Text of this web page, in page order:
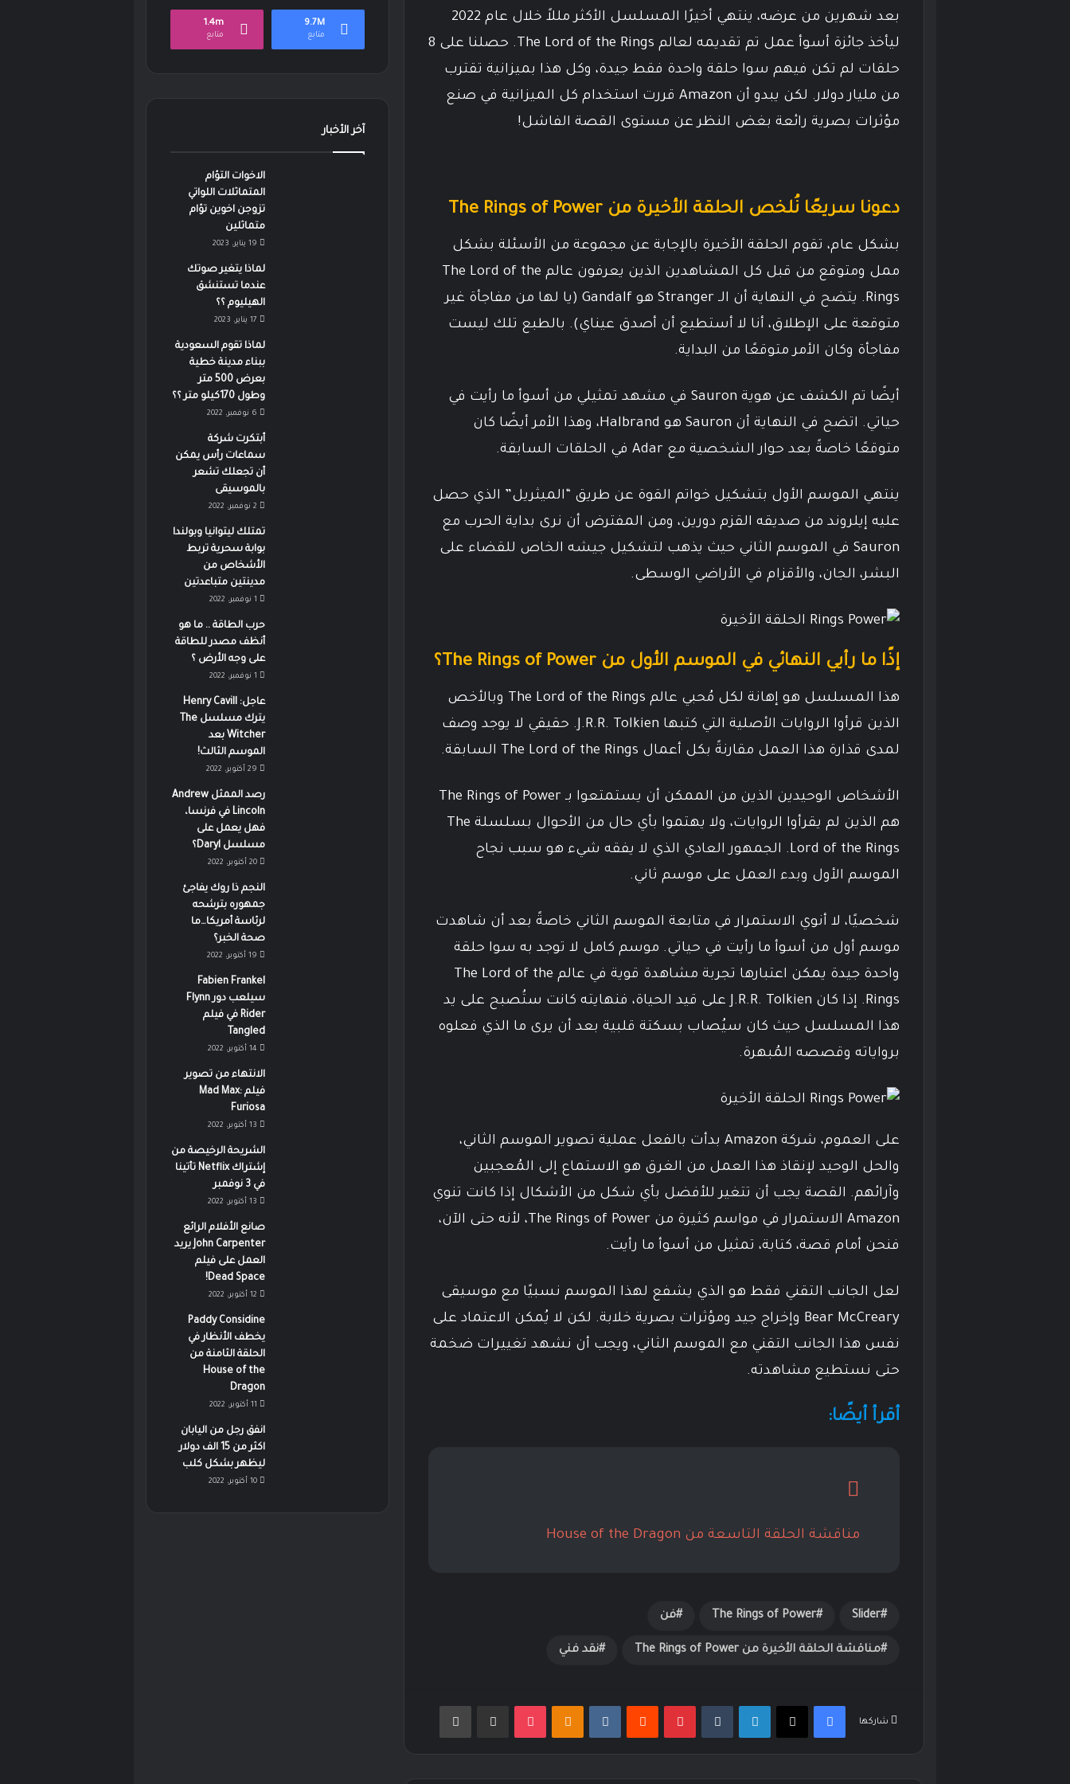
بعد شهرين من عرضه، ينتهي أخيرًا المسلسل الأكثر مللاً خلال عام 2022
ليأخذ جائزة أسوأ عمل تم تقديمه لعالم The Lord of the Rings. حصلنا على 8
حلقات لم تكن فيهم سوا حلقة واحدة فقط جيدة، وكل هذا بميزانية تقترب
من مليار دولار. لكن يبدو أن Amazon قررت استخدام كل الميزانية في صنع
مؤثرات بصرية رائعة بغض النظر عن مستوى القصة الفاشل!
دعونا سريعًا نُلخص الحلقة الأخيرة من The Rings of Power
بشكل عام، تقوم الحلقة الأخيرة بالإجابة عن مجموعة من الأسئلة بشكل
ممل ومتوقع من قبل كل المشاهدين الذين يعرفون عالم The Lord of the
Rings. يتضح في النهاية أن الـ Stranger هو Gandalf (يا لها من مفاجأة غير
متوقعة على الإطلاق، أنا لا أستطيع أن أصدق عيناي). بالطبع تلك ليست
مفاجأة وكان الأمر متوقعًا من البداية.
أيضًا تم الكشف عن هوية Sauron في مشهد تمثيلي من أسوأ ما رأيت في
حياتي. اتضح في النهاية أن Sauron هو Halbrand، وهذا الأمر أيضًا كان
متوقعًا خاصةً بعد حوار الشخصية مع Adar في الحلقات السابقة.
ينتهي الموسم الأول بتشكيل خواتم القوة عن طريق “الميثريل” الذي حصل
عليه إيلروند من صديقه القزم دورين، ومن المفترض أن نرى بداية الحرب مع
Sauron في الموسم الثاني حيث يذهب لتشكيل جيشه الخاص للقضاء على
البشر، الجان، والأقزام في الأراضي الوسطى.
إذًا ما رأيي النهائي في الموسم الأول من The Rings of Power؟
هذا المسلسل هو إهانة لكل مُحبي عالم The Lord of the Rings وبالأخص
الذين قرأوا الروايات الأصلية التي كتبها J.R.R. Tolkien. حقيقي لا يوجد وصف
لمدى قذارة هذا العمل مقارنةً بكل أعمال The Lord of the Rings السابقة.
الأشخاص الوحيدين الذين من الممكن أن يستمتعوا بـ The Rings of Power
هم الذين لم يقرأوا الروايات، ولا يهتموا بأي حال من الأحوال بسلسلة The
Lord of the Rings. الجمهور العادي الذي لا يفقه شيء هو سبب نجاح
الموسم الأول وبدء العمل على موسم ثاني.
شخصيًا، لا أنوي الاستمرار في متابعة الموسم الثاني خاصةً بعد أن شاهدت
موسم أول من أسوأ ما رأيت في حياتي. موسم كامل لا توجد به سوا حلقة
واحدة جيدة يمكن اعتبارها تجربة مشاهدة قوية في عالم The Lord of the
Rings. إذا كان J.R.R. Tolkien على قيد الحياة، فنهايته كانت ستُصبح على يد
هذا المسلسل حيث كان سيُصاب بسكتة قلبية بعد أن يرى ما الذي فعلوه
برواياته وقصصه المُبهرة.
على العموم، شركة Amazon بدأت بالفعل عملية تصوير الموسم الثاني،
والحل الوحيد لإنقاذ هذا العمل من الغرق هو الاستماع إلى المُعجبين
وآرائهم. القصة يجب أن تتغير للأفضل بأي شكل من الأشكال إذا كانت تنوي
Amazon الاستمرار في مواسم كثيرة من The Rings of Power، لأنه حتى الآن،
فنحن أمام قصة، كتابة، تمثيل من أسوأ ما رأيت.
لعل الجانب التقني فقط هو الذي يشفع لهذا الموسم نسبيًا مع موسيقى
Bear McCreary وإخراج جيد ومؤثرات بصرية خلابة. لكن لا يُمكن الاعتماد على
نفس هذا الجانب التقني مع الموسم الثاني، ويجب أن نشهد تغييرات ضخمة
حتى نستطيع مشاهدته.
أقرأ أيضًا:
مناقشة الحلقة التاسعة من House of the Dragon
Slider
The Rings of Power فن
مناقشة الحلقة الأخيرة من The Rings of Power نقد فني
شاركها
فيسبوك‫X لينكدإن بينتيريست Odnoklassniki
‫Pocket مشاركة عبر البريد طباعة
9.7M
متابع
1.4m
متابع
آخر الأخبار
الاخوات التؤام
المتماثلات اللواتي
تزوجن اخوين تؤام
متماثلين
19 يناير، 2023
لماذا يتغير صوتك
عندما تستنشق
الهيليوم ؟؟
17 يناير، 2023
لماذا تقوم السعودية
ببناء مدينة خطية
بعرض 500 متر
وطول 170كيلو متر ؟؟
6 نوفمبر، 2022
أبتكرت شركة
سماعات رأس يمكن
أن تجعلك تشعر
بالموسيقى
2 نوفمبر، 2022
تمتلك ليتوانيا وبولندا
بوابة سحرية تربط
الأشخاص من
مدينتين متباعدتين
1 نوفمبر، 2022
حرب الطاقة .. ما هو
أنظف مصدر للطاقة
على وجه الأرض ؟
1 نوفمبر، 2022
عاجل: Henry Cavill
يترك مسلسل The
Witcher بعد
الموسم الثالث!
29 أكتوبر، 2022
رصد الممثل Andrew
Lincoln في فرنسا،
فهل يعمل على
مسلسل Daryl؟
20 أكتوبر، 2022
النجم ذا روك يفاجئ
جمهوره بترشحه
لرئاسة أمريكا…ما
صحة الخبر؟
19 أكتوبر، 2022
Fabien Frankel
سيلعب دور Flynn
Rider في فيلم
Tangled
14 أكتوبر، 2022
الانتهاء من تصوير
فيلم Mad Max:
Furiosa
13 أكتوبر، 2022
الشريحة الرخيصة من
إشتراك Netflix تأتينا
في 3 نوفمبر
13 أكتوبر، 2022
صانع الأفلام الرائع
John Carpenter يريد
العمل على فيلم
Dead Space!
12 أكتوبر، 2022
Paddy Considine
يخطف الأنظار في
الحلقة الثامنة من
House of the
Dragon
11 أكتوبر، 2022
انفق رجل من اليابان
اكثر من 15 الف دولار
ليظهر بشكل كلب
10 أكتوبر، 2022